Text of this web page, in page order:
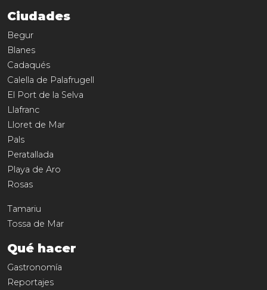
Ciudades
Begur
Blanes
Cadaqués
Calella de Palafrugell
El Port de la Selva
Llafranc
Lloret de Mar
Pals
Peratallada
Playa de Aro
Rosas
Tamariu
Tossa de Mar
Qué hacer
Gastronomía
Reportajes